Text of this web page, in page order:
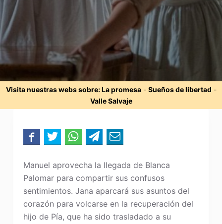
Visita nuestras webs sobre:La promesa- Sueños de libertad -
Valle Salvaje
Manuel aprovecha la llegada de Blanca
Palomar para compartir sus confusos
sentimientos. Jana aparcará sus asuntos del
corazón para volcarse en la recuperación del
hijo de Pía, que ha sido trasladado a su